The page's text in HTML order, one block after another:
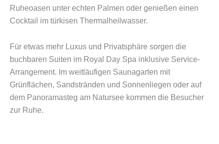
Ruheoasen unter echten Palmen oder genießen einen
Cocktail im türkisen Thermalheilwasser.
Für etwas mehr Luxus und Privatsphäre sorgen die
buchbaren Suiten im Royal Day Spa inklusive Service-
Arrangement. Im weitläufigen Saunagarten mit
Grünflächen, Sandstränden und Sonnenliegen oder auf
dem Panoramasteg am Natursee kommen die Besucher
zur Ruhe.